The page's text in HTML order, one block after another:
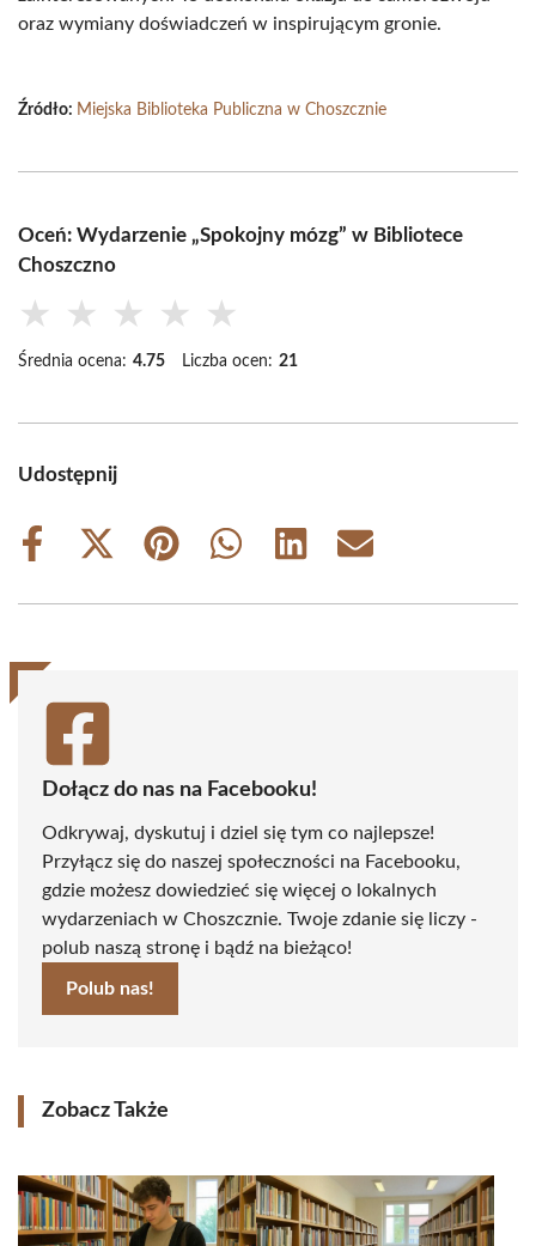
oraz wymiany doświadczeń w inspirującym gronie.
Źródło: Miejska Biblioteka Publiczna w Choszcznie
Oceń: Wydarzenie „Spokojny mózg” w Bibliotece
Choszczno
★ ★ ★ ★ ★
Średnia ocena: 4.75 Liczba ocen: 21
Udostępnij
Share
Share
(Twitter)
Share
Share
Share
Share
Dołącz do nas na Facebooku!
Odkrywaj, dyskutuj i dziel się tym co najlepsze!
Przyłącz się do naszej społeczności na Facebooku,
gdzie możesz dowiedzieć się więcej o lokalnych
wydarzeniach w Choszcznie. Twoje zdanie się liczy -
polub naszą stronę i bądź na bieżąco!
Polub nas!
Zobacz Także